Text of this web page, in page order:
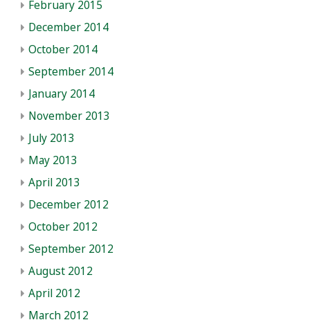
February 2015
December 2014
October 2014
September 2014
January 2014
November 2013
July 2013
May 2013
April 2013
December 2012
October 2012
September 2012
August 2012
April 2012
March 2012